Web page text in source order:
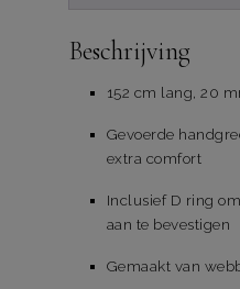
Beschrijving
152 cm lang, 20
Gevoerde
extra comfort
Inclusief D ring
aan te bevestigen
Gemaakt van